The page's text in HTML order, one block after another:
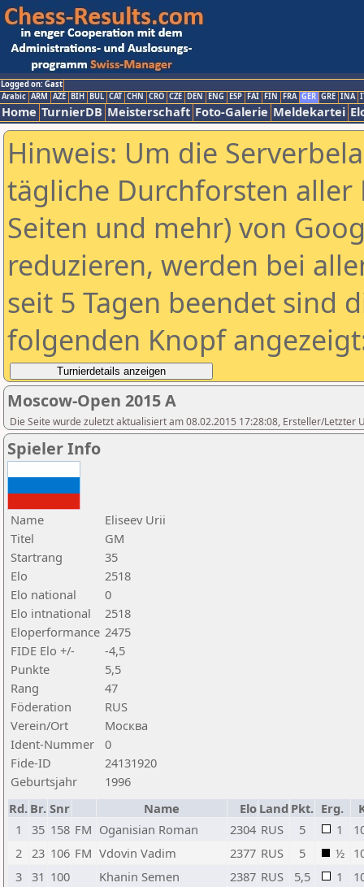
Logged on: Gast
Arabic ARM AZE BIH BUL CAT CHN CRO CZE DEN ENG ESP FAI FIN FRA GER GRE INA
Home TurnierDB Meisterschaft Foto-Galerie Meldekartei
Hinweis: Um die
tägliche Durchforsten aller
Seiten und mehr) von
reduzieren, werden bei
seit 5 Tagen beendet sind
folgenden Knopf
Moscow-Open 2015 A
Die Seite wurde zuletzt aktualisiert am 08.02.2015 17:28:08, Ersteller/Letzter
Spieler Info
Name
Eliseev Urii
Titel
GM
Startrang
35
Elo
2518
Elo national
0
Elo intnational
2518
Eloperformance 2475
FIDE Elo +/-
-4,5
Punkte
5,5
Rang
47
Föderation
RUS
Verein/Ort
Москва
Ident-Nummer
0
Fide-ID
24131920
Geburtsjahr
1996
Rd. Br. Snr Name Elo Land Pkt. Erg.
1
35 158 FM Oganisian Roman 2304 RUS 5 1
2
23 106 FM Vdovin Vadim 2377 RUS 5 ½
3
31 100 Khanin Semen 2387 RUS 5,5 1